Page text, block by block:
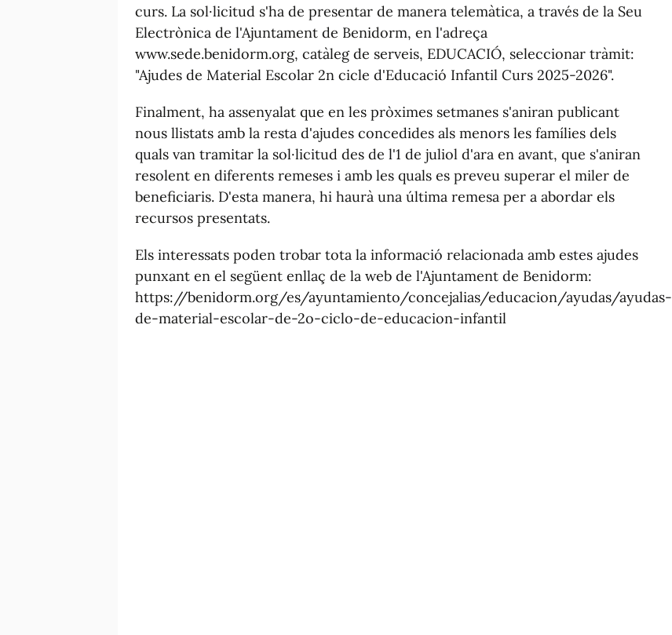
curs. La sol·licitud s'ha de presentar de manera telemàtica, a través de la Seu
Electrònica de l'Ajuntament de Benidorm, en l'adreça
www.sede.benidorm.org, catàleg de serveis, EDUCACIÓ, seleccionar tràmit:
"Ajudes de Material Escolar 2n cicle d'Educació Infantil Curs 2025-2026".
Finalment, ha assenyalat que en les pròximes setmanes s'aniran publicant
nous llistats amb la resta d'ajudes concedides als menors les famílies dels
quals van tramitar la sol·licitud des de l'1 de juliol d'ara en avant, que s'aniran
resolent en diferents remeses i amb les quals es preveu superar el miler de
beneficiaris. D'esta manera, hi haurà una última remesa per a abordar els
recursos presentats.
Els interessats poden trobar tota la informació relacionada amb estes ajudes
punxant en el següent enllaç de la web de l'Ajuntament de Benidorm:
https://benidorm.org/es/ayuntamiento/concejalias/educacion/ayudas/ayudas-
de-material-escolar-de-2o-ciclo-de-educacion-infantil